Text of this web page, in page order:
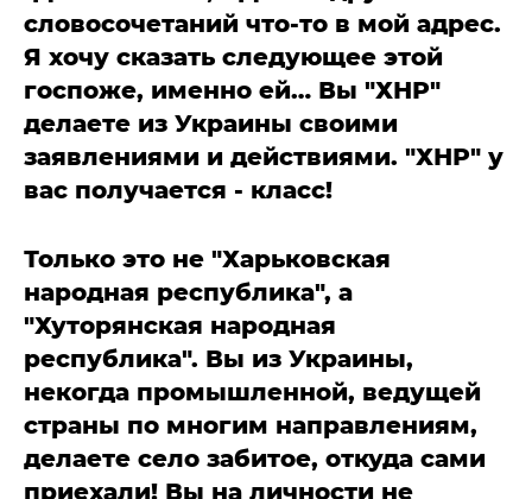
словосочетаний что-то в мой адрес.
Я хочу сказать следующее этой
госпоже, именно ей… Вы "ХНР"
делаете из Украины своими
заявлениями и действиями. "ХНР" у
вас получается - класс!
Только это не "Харьковская
народная республика", а
"Хуторянская народная
республика". Вы из Украины,
некогда промышленной, ведущей
страны по многим направлениям,
делаете село забитое, откуда сами
приехали! Вы на личности не